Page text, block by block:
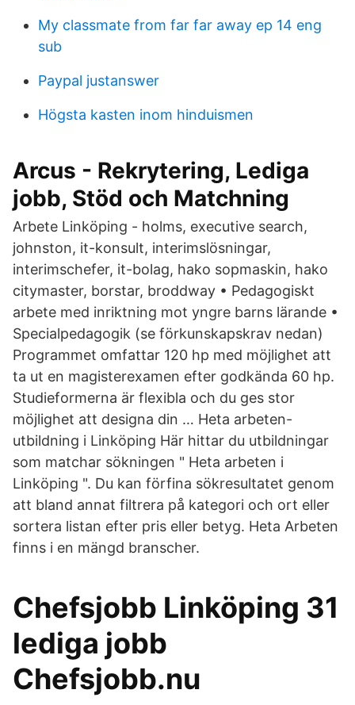
My classmate from far far away ep 14 eng
sub
Paypal justanswer
Högsta kasten inom hinduismen
Arcus - Rekrytering, Lediga
jobb, Stöd och Matchning
Arbete Linköping - holms, executive search,
johnston, it-konsult, interimslösningar,
interimschefer, it-bolag, hako sopmaskin, hako
citymaster, borstar, broddway • Pedagogiskt
arbete med inriktning mot yngre barns lärande •
Specialpedagogik (se förkunskapskrav nedan)
Programmet omfattar 120 hp med möjlighet att
ta ut en magisterexamen efter godkända 60 hp.
Studieformerna är flexibla och du ges stor
möjlighet att designa din … Heta arbeten-
utbildning i Linköping Här hittar du utbildningar
som matchar sökningen " Heta arbeten i
Linköping ". Du kan förfina sökresultatet genom
att bland annat filtrera på kategori och ort eller
sortera listan efter pris eller betyg. Heta Arbeten
finns i en mängd branscher.
Chefsjobb Linköping 31
lediga jobb
Chefsjobb.nu